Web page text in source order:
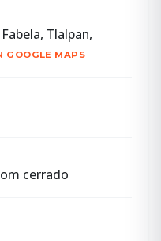
Tlalpan,
GOOGLE MAPS
cerrado